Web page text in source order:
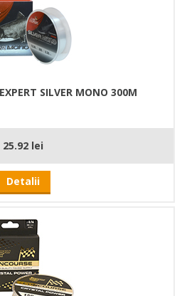
SILVER MONO 300M
25.92 lei
Detalii